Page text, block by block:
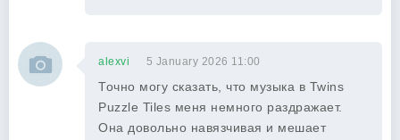
alexvi 5 January 2026 11:00
Точно могу сказать, что музыка в Twins
Puzzle Tiles меня немного раздражает.
Она довольно навязчивая и мешает